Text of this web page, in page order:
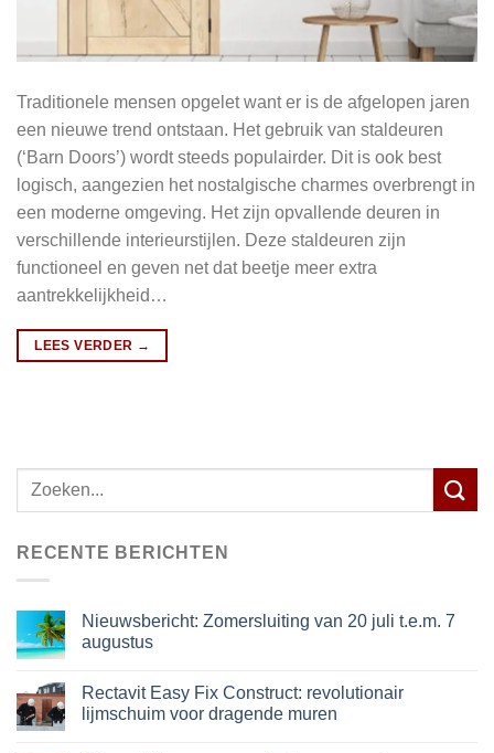
Traditionele mensen opgelet want er is de afgelopen jaren
een nieuwe trend ontstaan. Het gebruik van staldeuren
(‘Barn Doors’) wordt steeds populairder. Dit is ook best
logisch, aangezien het nostalgische charmes overbrengt in
een moderne omgeving. Het zijn opvallende deuren in
verschillende interieurstijlen. Deze staldeuren zijn
functioneel en geven net dat beetje meer extra
aantrekkelijkheid…
LEES VERDER →
Zoeken
naar:
RECENTE BERICHTEN
Nieuwsbericht: Zomersluiting van 20 juli t.e.m. 7
augustus
Rectavit Easy Fix Construct: revolutionair
lijmschuim voor dragende muren